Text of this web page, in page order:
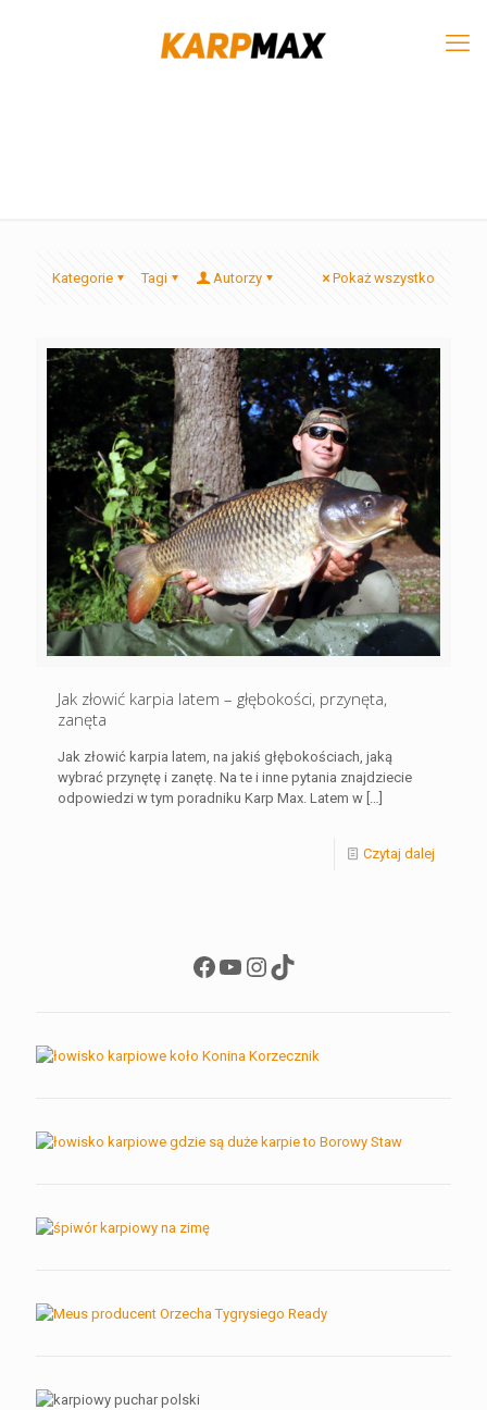
Kategorie Tagi Autorzy Pokaż wszystko
Jak złowić karpia latem – głębokości, przynęta,
zanęta
Jak złowić karpia latem, na jakiś głębokościach, jaką
wybrać przynętę i zanętę. Na te i inne pytania znajdziecie
odpowiedzi w tym poradniku Karp Max. Latem w
Czytaj dalej
Facebook
YouTube
Instagram
TikTok